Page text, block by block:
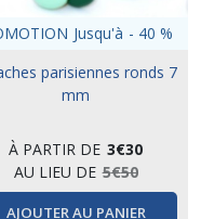
Jusqu'à - 40 %
parisiennes ronds 7
mm
À PARTIR DE 3€30
AU LIEU DE 5€50
AJOUTER AU PANIER